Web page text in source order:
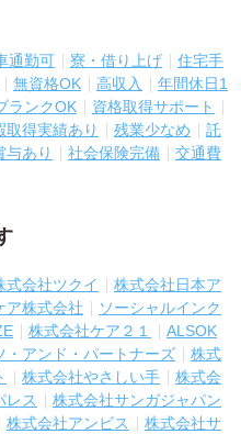
通勤可 寮・借り上げ
住宅手
無資格OK 高収入
年間休日1
ランクOK
資格取得サポート
取得実績あり 残業少なめ
託
与あり 社会保険完備
交通費
式会社ツクイ
株式会社日本ア
ア株式会社
ソーシャルインク
株式会社ケア２１
ALSOK
・アンド・パートナーズ
株式
株式会社やさしい手
株式会
レス
株式会社サンガジャパン
株式会社アンビス
株式会社サ